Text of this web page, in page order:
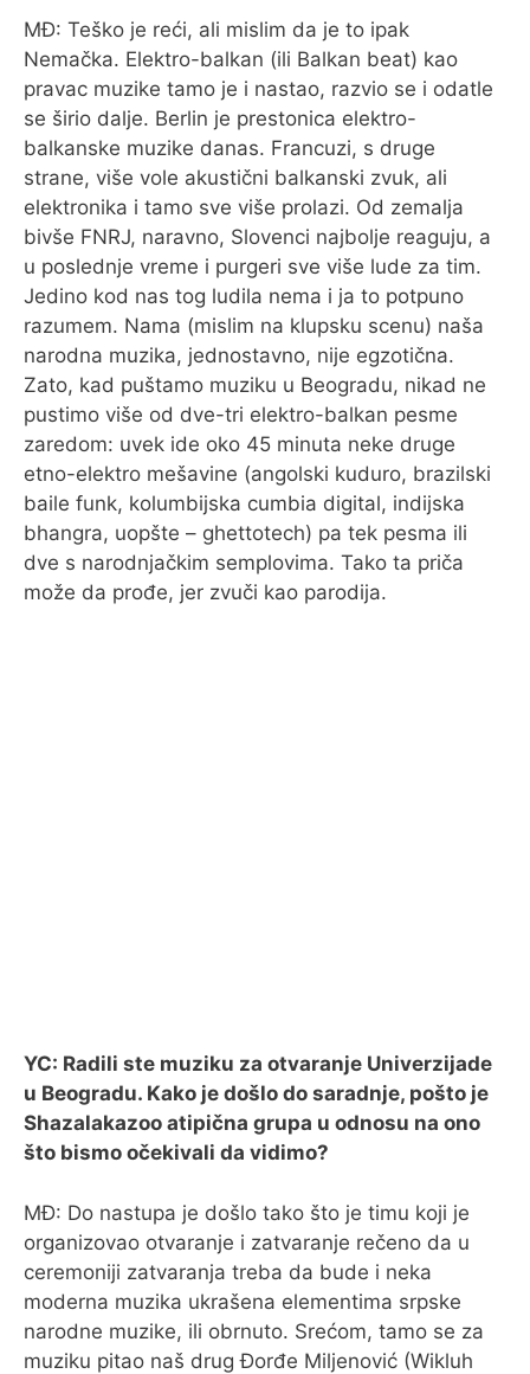
MĐ: Teško je reći, ali mislim da je to ipak
Nemačka. Elektro-balkan (ili Balkan beat) kao
pravac muzike tamo je i nastao, razvio se i odatle
se širio dalje. Berlin je prestonica elektro-
balkanske muzike danas. Francuzi, s druge
strane, više vole akustični balkanski zvuk, ali
elektronika i tamo sve više prolazi. Od zemalja
bivše FNRJ, naravno, Slovenci najbolje reaguju, a
u poslednje vreme i purgeri sve više lude za tim.
Jedino kod nas tog ludila nema i ja to potpuno
razumem. Nama (mislim na klupsku scenu) naša
narodna muzika, jednostavno, nije egzotična.
Zato, kad puštamo muziku u Beogradu, nikad ne
pustimo više od dve-tri elektro-balkan pesme
zaredom: uvek ide oko 45 minuta neke druge
etno-elektro mešavine (angolski kuduro, brazilski
baile funk, kolumbijska cumbia digital, indijska
bhangra, uopšte – ghettotech) pa tek pesma ili
dve s narodnjačkim semplovima. Tako ta priča
može da prođe, jer zvuči kao parodija.
YC: Radili ste muziku za otvaranje Univerzijade
u Beogradu. Kako je došlo do saradnje, pošto je
Shazalakazoo atipična grupa u odnosu na ono
što bismo očekivali da vidimo?
MĐ: Do nastupa je došlo tako što je timu koji je
organizovao otvaranje i zatvaranje rečeno da u
ceremoniji zatvaranja treba da bude i neka
moderna muzika ukrašena elementima srpske
narodne muzike, ili obrnuto. Srećom, tamo se za
muziku pitao naš drug Đorđe Miljenović (Wikluh